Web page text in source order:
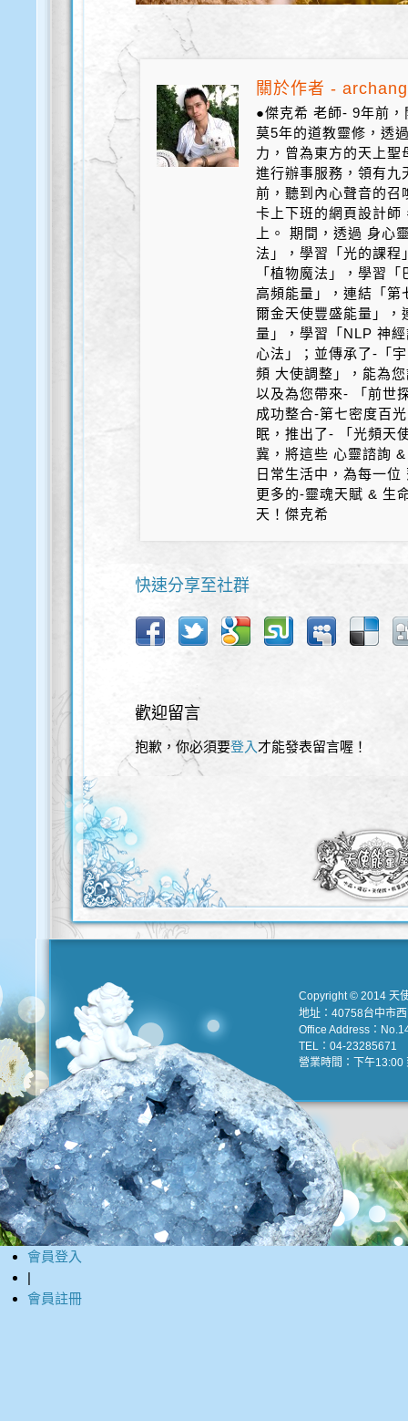
關於作者 -
●傑克希 老師- 9年前
莫5年的道教靈修，透
力，曾為東方的天上
進行辦事服務，領有
前，聽到內心聲音的召
卡上下班的網頁設計師
上。 期間，透過 身心
法」，學習「光的課程
「植物魔法」，學習
高頻能量」，連結「第
爾金天使豐盛能量」，
量」，學習「NLP 神
心法」；並傳承了-「
頻 大使調整」，能為
以及為您帶來- 「前世
成功整合-第七密度百
眠，推出了- 「光頻天
冀，將這些 心靈諮詢
日常生活中，為每一
更多的-靈魂天賦 & 生
天！傑克希
快速分享至社群
歡迎留言
抱歉，你必須要登入 才能發表留言喔！
Copyright © 2014 天
地址：40758台中市
Office Address：
TEL：04-23285671
營業時間：下午13:00
會員登入
|
會員註冊